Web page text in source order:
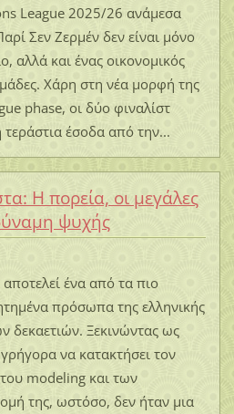
League 2025/26 ανάμεσα
Σεν Ζερμέν δεν είναι μόνο
αλλά και ένας οικονομικός
Χάρη στη νέα μορφή της
phase, οι δύο φιναλίστ
έσοδα από την...
Η πορεία, οι μεγάλες
ψυχής
ένα από τα πιο
πρόσωπα της ελληνικής
δεκαετιών. Ξεκινώντας ως
να κατακτήσει τον
modeling και των
της, ωστόσο, δεν ήταν μια